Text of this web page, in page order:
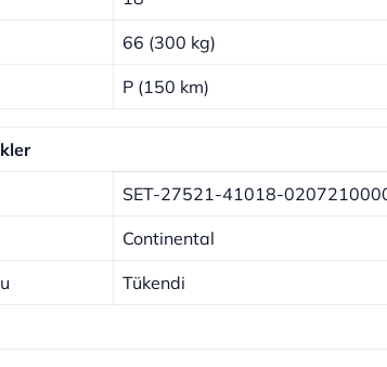
66 (300 kg)
P (150 km)
SET-27521-41018-
Continental
Tükendi